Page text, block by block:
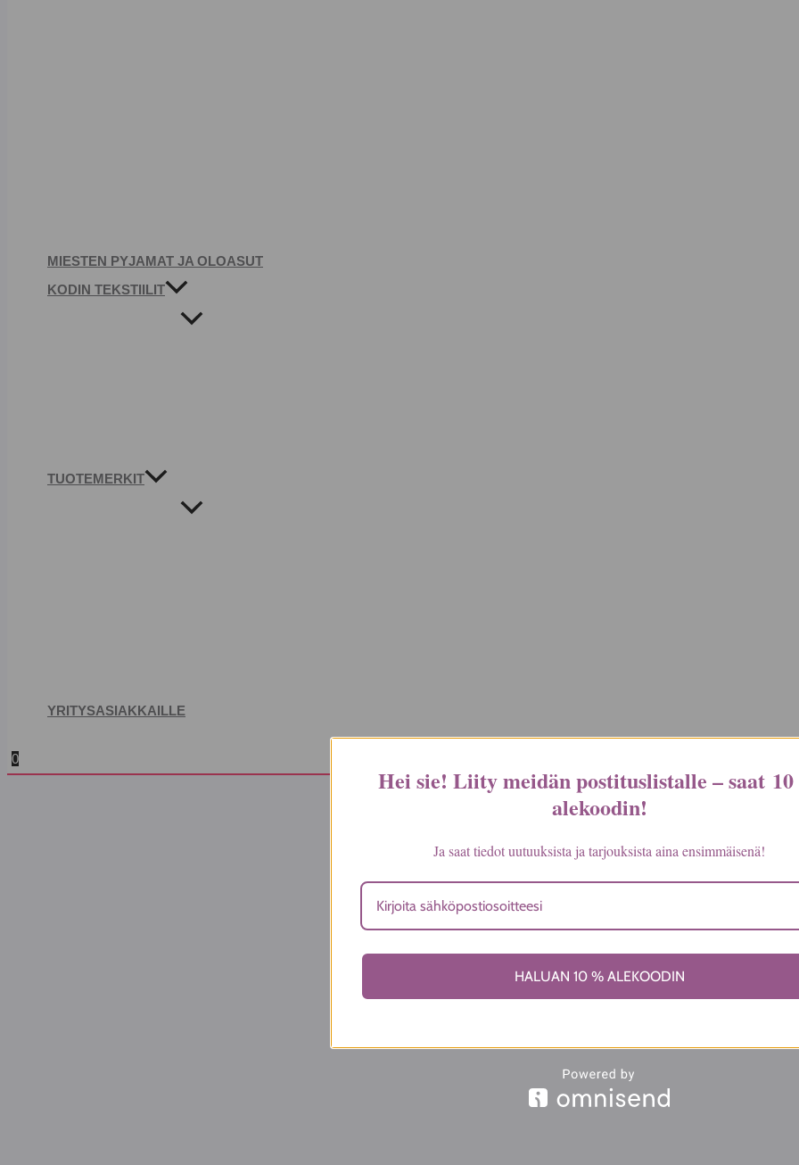
MIESTEN PYJAMAT JA OLOASUT
KODIN TEKSTIILIT
TUOTEMERKIT
YRITYSASIAKKAILLE
0
Hei sie! Liity meidän postituslistalle – saat
alekoodin!
Ja saat tiedot uutuuksista ja tarjouksista aina ensimmäisenä!
HALUAN 10 % ALEKOODIN